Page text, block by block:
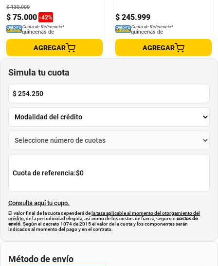
$ 75.000 -42%
$ 130.000
Cuota de Referencia*
quincenas de
AGREGAR
$ 245.999
Cuota de Referencia*
quincenas de
AGREGAR
Simula tu cuota
$254.250
Cuota de referencia:$0
Consulta aquí tu cupo.
El valor final de la cuota dependerá de la tasa aplicable al momento del otorgamiento del
crédito , de la periodicidad elegida, así como de los costos de fianza, seguro ocostos de
envió. Según el decreto 1074 de 2015 el valor de la cuota y los componentes serán
indicados al momento del pago y en el contrato.
Método de envío